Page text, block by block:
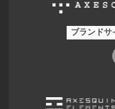
ブランドサ